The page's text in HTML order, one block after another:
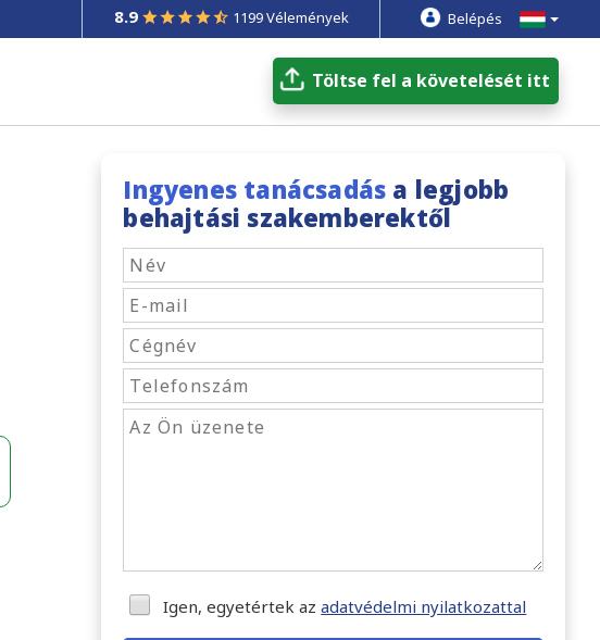
8.9 1199 Vélemények Belépés
Töltse fel a követelését itt
Ingyenes tanácsadás a legjobb
behajtási szakemberektől
Igen, egyetértek azadatvédelmi nyilatkozattal